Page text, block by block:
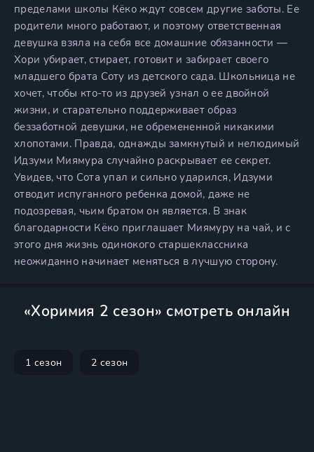
пределами школы Кёко ждут совсем другие заботы. Ее
родители много работают, и поэтому ответственная
девушка взяла на себя все домашние обязанности —
Хори убирает, стирает, готовит и забирает своего
младшего брата Соту из детского сада. Школьница не
хочет, чтобы кто-то из друзей узнал о ее двойной
жизни, и старательно поддерживает образ
беззаботной девушки, не обремененной никакими
хлопотами. Правда, однажды замкнутый и нелюдимый
Идзуми Миямура случайно раскрывает ее секрет.
Увидев, что Сота упал и сильно ударился, Идзуми
отводит испуганного ребенка домой, даже не
подозревая, чьим братом он является. В знак
благодарности Кёко приглашает Миямуру на чай, и с
этого дня жизнь одинокого старшеклассника
неожиданно начинает меняться в лучшую сторону.
«Хоримия 2 сезон» смотреть онлайн
1 сезон 2 сезон